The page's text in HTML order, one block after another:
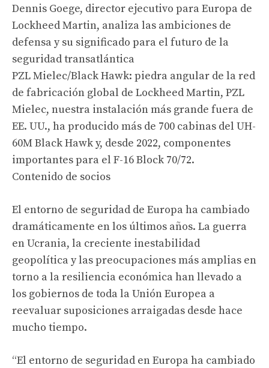
Dennis Goege, director ejecutivo para Europa de
Lockheed Martin, analiza las ambiciones de
defensa y su significado para el futuro de la
seguridad transatlántica
PZL Mielec/Black Hawk: piedra angular de la red
de fabricación global de Lockheed Martin, PZL
Mielec, nuestra instalación más grande fuera de
EE. UU., ha producido más de 700 cabinas del UH-
60M Black Hawk y, desde 2022, componentes
importantes para el F-16 Block 70/72.
Contenido de socios
El entorno de seguridad de Europa ha cambiado
dramáticamente en los últimos años. La guerra
en Ucrania, la creciente inestabilidad
geopolítica y las preocupaciones más amplias en
torno a la resiliencia económica han llevado a
los gobiernos de toda la Unión Europea a
reevaluar suposiciones arraigadas desde hace
mucho tiempo.
“El entorno de seguridad en Europa ha cambiado